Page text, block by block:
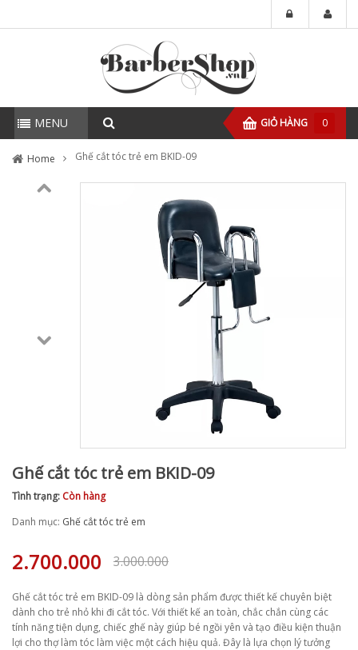
MENU GIỎ HÀNG 0
Home Ghế cắt tóc trẻ em BKID-09
Ghế cắt tóc trẻ em BKID-09
Tình trạng: Còn hàng
Danh mục: Ghế cắt tóc trẻ em
3.000.000
2.700.000
Ghế cắt tóc trẻ em BKID-09 là dòng sản phẩm được thiết kế chuyên biệt
dành cho trẻ nhỏ khi đi cắt tóc. Với thiết kế an toàn, chắc chắn cùng các
tính năng tiện dụng, chiếc ghế này giúp bé ngồi yên và tạo điều kiện thuận
lợi cho thợ làm tóc làm việc một cách hiệu quả. Đây là lựa chọn lý tưởng